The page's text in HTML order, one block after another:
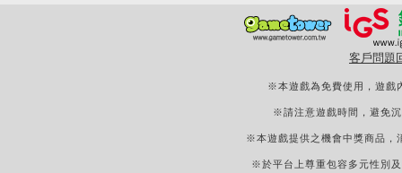
客戶問題
※本遊戲為免費使用，遊戲
※請注意遊戲時間，避免
※本遊戲提供之機會中獎商品，
※於平台上尊重包容多元性別